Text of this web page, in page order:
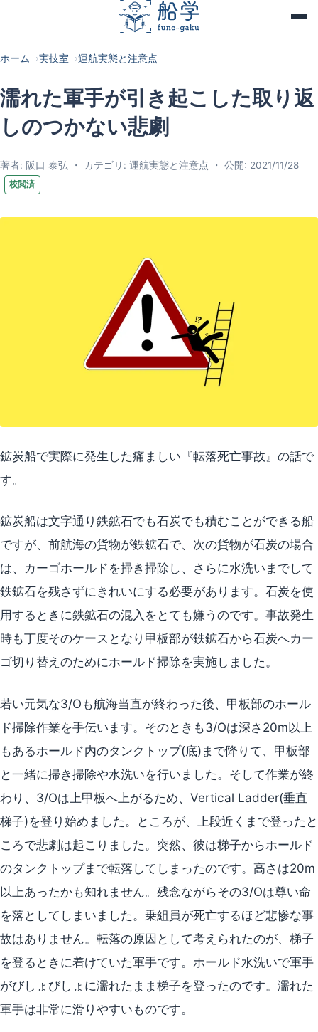
ホーム 実技室 運航実態と注意点
濡れた軍手が引き起こした取り返
しのつかない悲劇
著者: 阪口 泰弘 ・ カテゴリ: 運航実態と注意点 ・ 公開: 2021/11/28
校閲済
鉱炭船で実際に発生した痛ましい『転落死亡事故』の話で
す。
鉱炭船は文字通り鉄鉱石でも石炭でも積むことができる船
ですが、前航海の貨物が鉄鉱石で、次の貨物が石炭の場合
は、カーゴホールドを掃き掃除し、さらに水洗いまでして
鉄鉱石を残さずにきれいにする必要があります。石炭を使
用するときに鉄鉱石の混入をとても嫌うのです。事故発生
時も丁度そのケースとなり甲板部が鉄鉱石から石炭へカー
ゴ切り替えのためにホールド掃除を実施しました。
若い元気な3/Oも航海当直が終わった後、甲板部のホール
ド掃除作業を手伝います。そのときも3/Oは深さ20m以上
もあるホールド内のタンクトップ(底)まで降りて、甲板部
と一緒に掃き掃除や水洗いを行いました。そして作業が終
わり、3/Oは上甲板へ上がるため、Vertical Ladder(垂直
梯子)を登り始めました。ところが、上段近くまで登ったと
ころで悲劇は起こりました。突然、彼は梯子からホールド
のタンクトップまで転落してしまったのです。高さは20m
以上あったかも知れません。残念ながらその3/Oは尊い命
を落としてしまいました。乗組員が死亡するほど悲惨な事
故はありません。転落の原因として考えられたのが、梯子
を登るときに着けていた軍手です。ホールド水洗いで軍手
がびしょびしょに濡れたまま梯子を登ったのです。濡れた
軍手は非常に滑りやすいものです。